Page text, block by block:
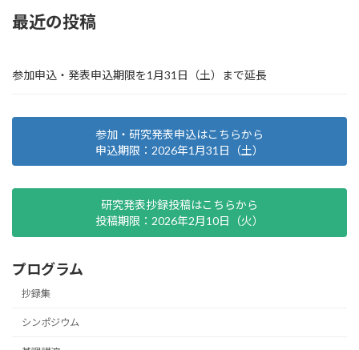
最近の投稿
参加申込・発表申込期限を1月31日（土）まで延長
参加・研究発表申込はこちらから
申込期限：2026年1月31日（土）
研究発表抄録投稿はこちらから
投稿期限：2026年2月10日（火）
プログラム
抄録集
シンポジウム